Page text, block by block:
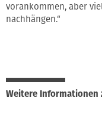
vorankommen, aber
nachhängen.“
Weitere Informationen